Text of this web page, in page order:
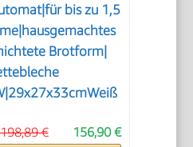
bis zu 1,5
Brotform|
156,90 €
198,89 €